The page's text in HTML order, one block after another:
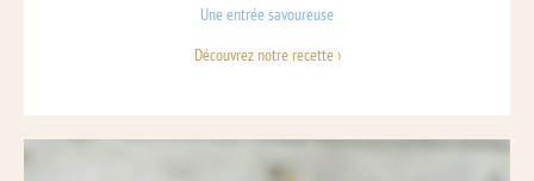
Une entrée savoureuse
Découvrez notre recette ›